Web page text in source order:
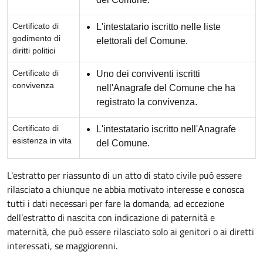
Certificato di
godimento di
diritti politici
L'intestatario iscritto nelle liste
elettorali del Comune.
Certificato di
convivenza
Uno dei conviventi iscritti
nell'Anagrafe del Comune che ha
registrato la convivenza.
Certificato di
esistenza in vita
L'intestatario iscritto nell'Anagrafe
del Comune.
L'estratto per riassunto di un atto di stato civile può essere
rilasciato a chiunque ne abbia motivato interesse e conosca
tutti i dati necessari per fare la domanda, ad eccezione
dell’estratto di nascita con indicazione di paternità e
maternità, che può essere rilasciato solo ai genitori o ai diretti
interessati, se maggiorenni.